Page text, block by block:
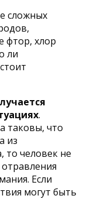
сложных
фтор, хлор
ли
.
таковы, что
из
то человек не
Если
могут быть